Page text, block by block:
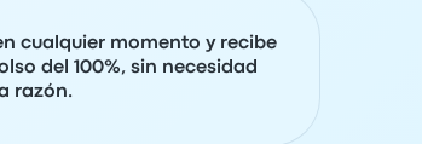
cualquier momento y recibe
del 100%, sin necesidad
razón.